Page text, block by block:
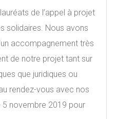
de l’appel à projet
solidaires. Nous avons
accompagnement très
de notre projet tant sur
que juridiques ou
rendez-vous avec nos
novembre 2019 pour